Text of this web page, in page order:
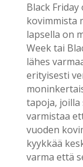
Black
kovimmista
lapsella on
Week tai
lähes
erityisesti
tapoja, joilla
varmistaa
vuoden
kyykkää
varma että